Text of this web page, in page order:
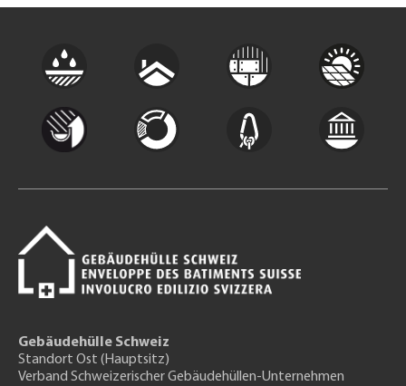
Gebäudehülle Schweiz
Standort Ost (Hauptsitz)
Verband Schweizerischer Gebäudehüllen-Unternehmen